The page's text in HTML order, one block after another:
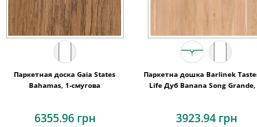
Паркетная доска Gaia States
Bahamas, 1-смугова
6355.96 грн
Паркетна дошка Barlinek
Life Дуб Banana Song Grande,
3923.94 грн